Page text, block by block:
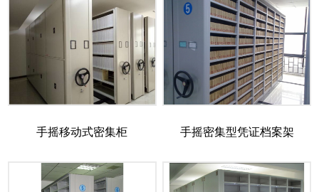
手摇移动式密集柜 手摇密集型凭证档案架